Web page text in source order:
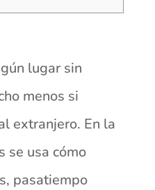
lugar sin
menos si
extranjero. En la
se usa cómo
pasatiempo